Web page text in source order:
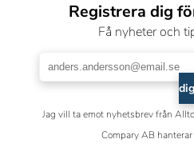
Registrera dig
Få nyheter och
dig
Jag vill ta emot nyhetsbrev från
Compary AB